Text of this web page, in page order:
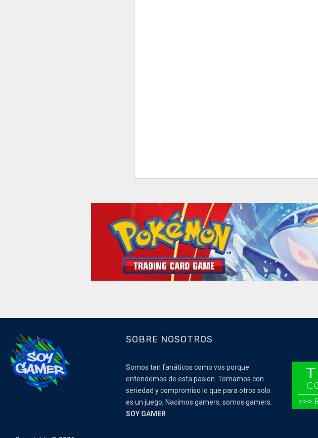
SOBRE NOSOTROS
Somos tan fanáticos como vos porque
entendemos de esta pasion. Tomamos con
seriedad y compromiso lo que para otros solo
es un juego, Nacimos gamers, somos gamers.
SOY GAMER